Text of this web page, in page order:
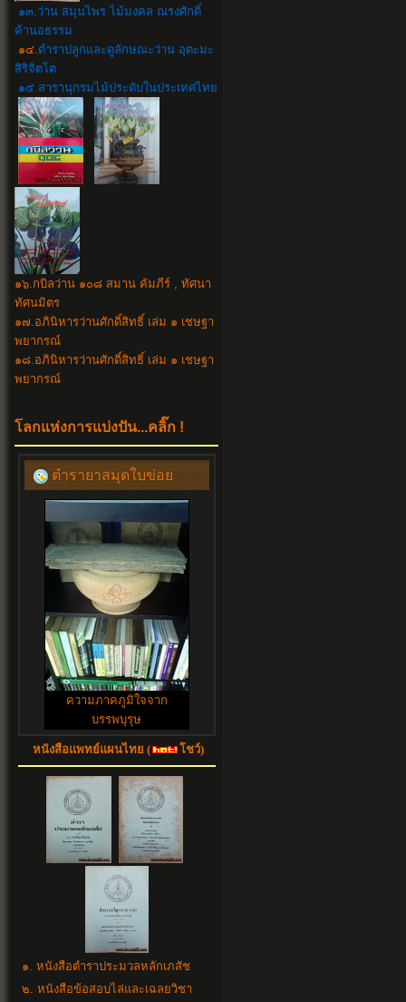
๑๓.ว่าน สมุนไพร ไม้มงคล ณรงศักดิ์
ค้านอธรรม
๑๔.ตำราปลูกและดูลักษณะว่าน อุตะมะ
สิริจิตโต
๑๕.สารานุกรมไม้ประดับในประเทศไทย
๑๖.กบิลว่าน ๑๐๘ สมาน คัมภีร์ , ทัศนา
ทัศนมิตร
๑๗.อภินิหารว่านศักดิ์สิทธิ์ เล่ม ๑ เชษฐา
พยากรณ์
๑๘.อภินิหารว่านศักดิ์สิทธิ์ เล่ม ๑ เชษฐา
พยากรณ์
โลกแห่งการแบ่งปัน...คลิ๊ก !
ตำรายาสมุดใบข่อย
ความภาคภูมิใจจาก
บรรพบุรุษ
หนังสือแพทย์แผนไทย ( โชว์)
๑. หนังสือตำราประมวลหลักเภสัช
๒. หนังสือข้อสอบไล่และเฉลยวิชา